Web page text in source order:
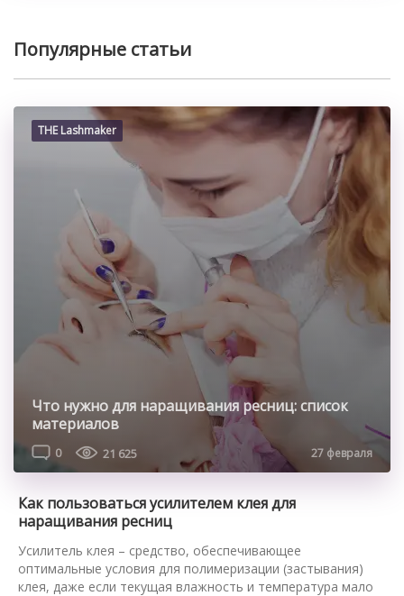
Популярные статьи
THE Lashmaker
Что нужно для наращивания ресниц: список
материалов
0 21 625 27 февраля
Как пользоваться усилителем клея для
наращивания ресниц
Усилитель клея – средство, обеспечивающее
оптимальные условия для полимеризации (застывания)
клея, даже если текущая влажность и температура мало